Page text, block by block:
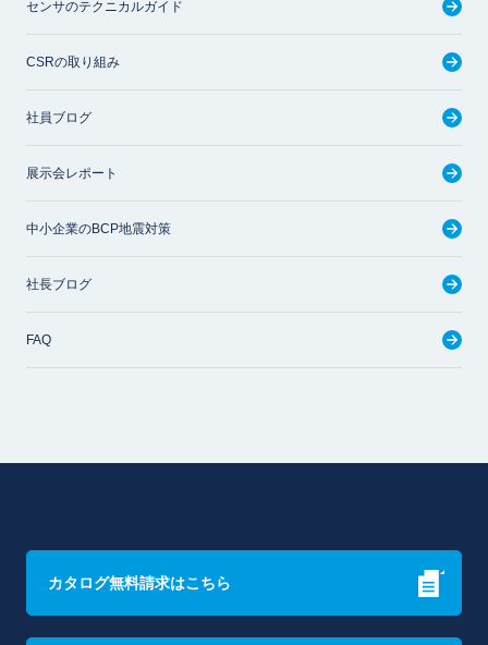
センサのテクニカルガイド
CSRの取り組み
社員ブログ
展示会レポート
中小企業のBCP地震対策
社長ブログ
FAQ
カタログ無料請求はこちら